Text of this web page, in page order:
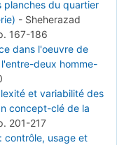
planches du quartier
- Sheherazad
167-186
dans l'oeuvre de
deux homme-
et variabilité des
concept-clé de la
201-217
contrôle, usage et